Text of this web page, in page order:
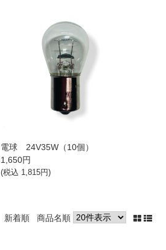
電球 24V35W（10個）
1,650円
(税込 1,815円)
新着順 商品名順